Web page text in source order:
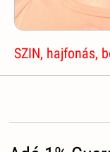
SZIN, hajfonás,